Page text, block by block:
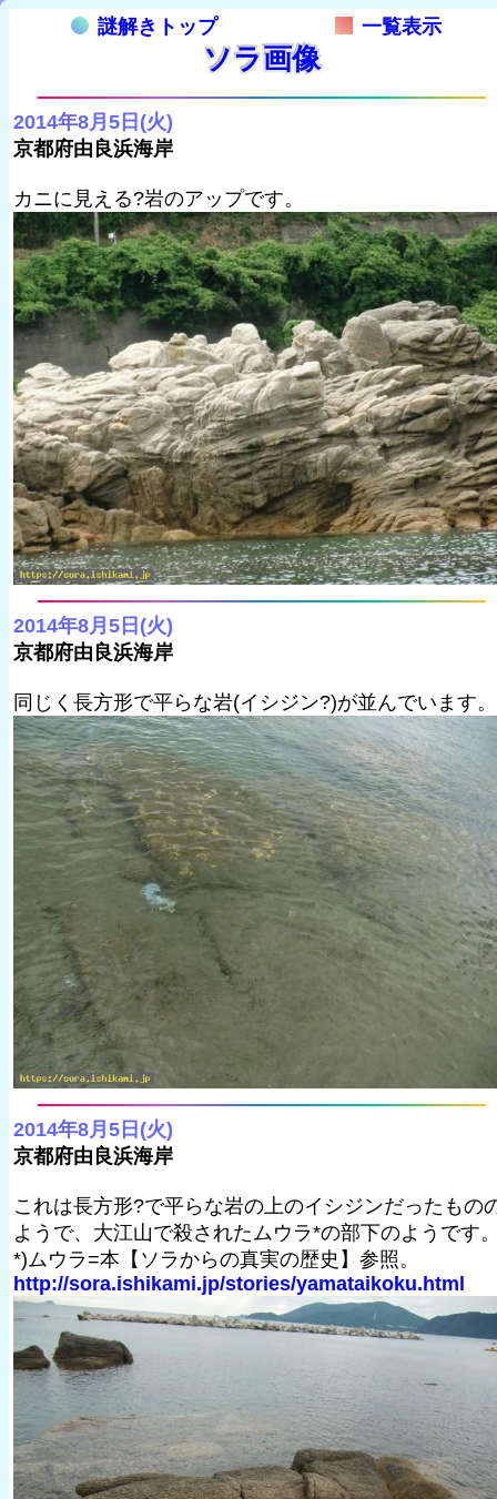
謎解きトップ 一覧表示
ソラ画像
2014年8月5日(火)
京都府由良浜海岸
カニに見える?岩のアップです。
2014年8月5日(火)
京都府由良浜海岸
同じく長方形で平らな岩(イシジン?)が並んでいます。
2014年8月5日(火)
京都府由良浜海岸
これは長方形?で平らな岩の上のイシジンだったもの
ようで、大江山で殺されたムウラ*の部下のようです
*)ムウラ=本【ソラからの真実の歴史】参照。
http://sora.ishikami.jp/stories/yamataikoku.html